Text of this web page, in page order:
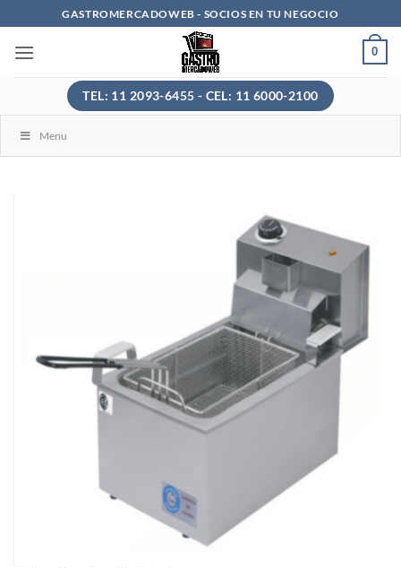
al
contenido
GASTROMERCADOWEB - SOCIOS EN TU NEGOCIO
0
TEL: 11 2093-6455 - CEL: 11 6000-2100
Menu